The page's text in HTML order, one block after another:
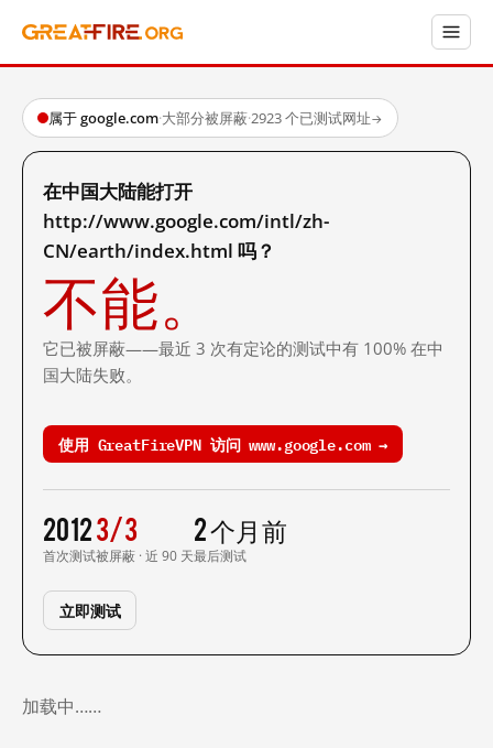
属于 google.com·大部分被屏蔽·2923 个已测试网址→
在中国大陆能打开
http://www.google.com/intl/zh-
CN/earth/index.html 吗？
不能。
它已被屏蔽——最近 3 次有定论的测试中有 100% 在中
国大陆失败。
使用 GreatFireVPN 访问 www.google.com →
2012
首次测试
3/3
被屏蔽 · 近 90 天
2 个月前
最后测试
立即测试
加载中……